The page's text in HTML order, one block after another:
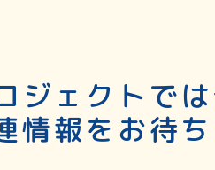
ジェクトで
情報をお待ち